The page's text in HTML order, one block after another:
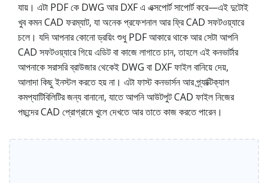
যায়। এটা PDF কে DWG আর DXF এ এক্সপোর্ট সাপোর্ট করে—এই দুটোই
খুব কমন CAD ফরম্যাট, যা অনেক প্রফেশনাল আর ফ্রি CAD সফটওয়্যারে
চলে। যদি আপনার কোনো ড্রয়িং শুধু PDF আকারে থাকে আর সেটা আপনি
CAD সফটওয়্যারে গিয়ে এডিট বা কাজে লাগাতে চান, তাহলে এই কনভার্টার
আপনাকে সরাসরি ব্রাউজার থেকেই DWG বা DXF ফাইল বানিয়ে দেয়,
আলাদা কিছু ইনস্টল করতে হয় না। এটা ফাস্ট কনভার্সন আর প্র্যাক্টিক্যাল
কমপ্যাটিবিলিটির জন্য বানানো, যাতে আপনি আউটপুট CAD ফাইল নিজের
পছন্দের CAD প্রোগ্রামে খুলে দেখতে আর তাতে কাজ করতে পারেন।